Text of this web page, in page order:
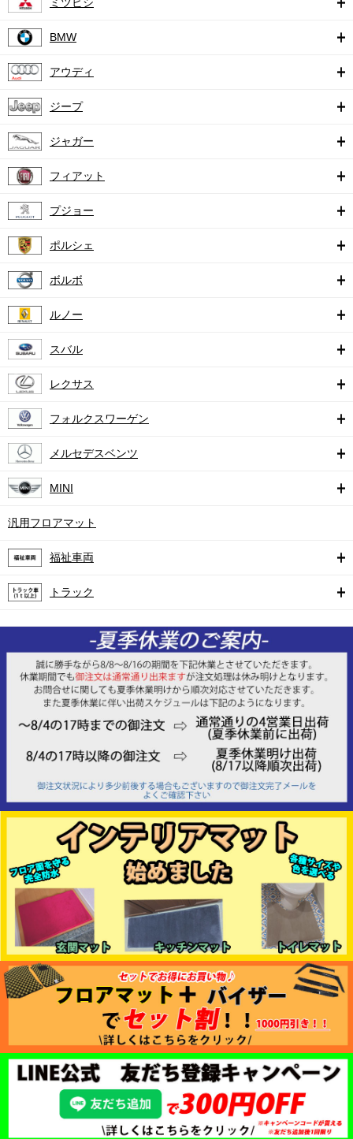
BMW
アウディ
ジープ
ジャガー
フィアット
プジョー
ポルシェ
ボルボ
ルノー
スバル
レクサス
フォルクスワーゲン
メルセデスベンツ
MINI
汎用フロアマット
福祉車両
トラック